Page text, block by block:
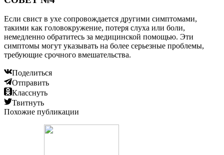
Если свист в ухе сопровождается другими симптомами,
такими как головокружение, потеря слуха или боли,
немедленно обратитесь за медицинской помощью. Эти
симптомы могут указывать на более серьезные проблемы,
требующие срочного вмешательства.
Поделиться
Отправить
Класснуть
Твитнуть
Похожие публикации